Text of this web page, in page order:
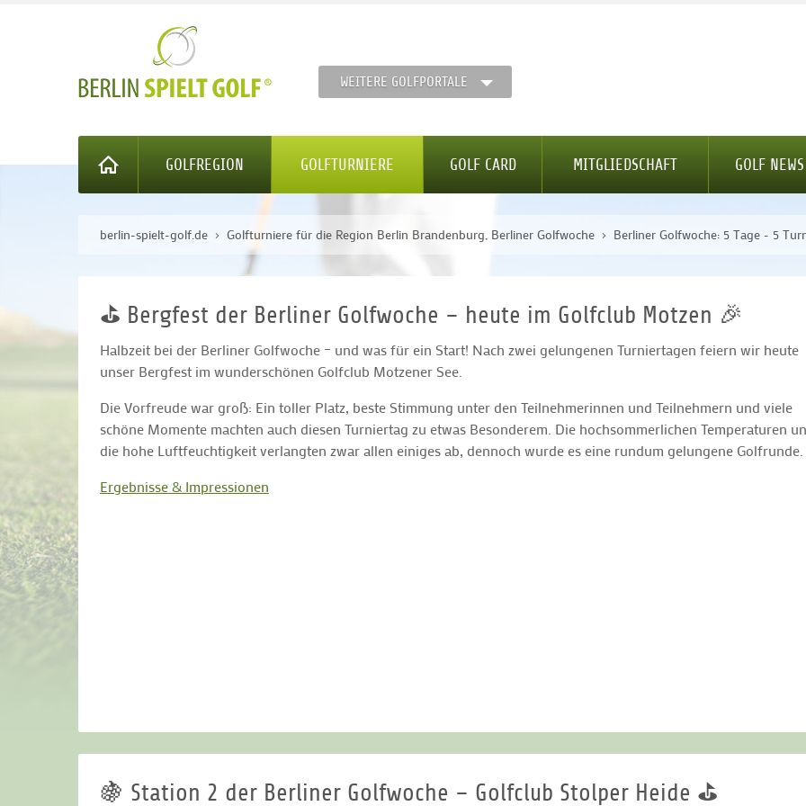
WEITERE GOLFPORTALE
GOLFREGION GOLFTURNIERE GOLF CARD MITGLIEDSCHAFT GOLF NEWS
berlin-spielt-golf.de Golfturniere für die Region Berlin Brandenburg, Berliner Golfwoche Berliner Golfwoche: 5 Tage - 5
⛳ Bergfest der Berliner Golfwoche – heute im Golfclub Motzen 🎉
Halbzeit bei der Berliner Golfwoche – und was für ein Start! Nach zwei gelungenen Turniertagen feiern wir heute
unser Bergfest im wunderschönen Golfclub Motzener See.
Die Vorfreude war groß: Ein toller Platz, beste Stimmung unter den Teilnehmerinnen und Teilnehmern und viele
schöne Momente machten auch diesen Turniertag zu etwas Besonderem. Die hochsommerlichen Temperaturen
die hohe Luftfeuchtigkeit verlangten zwar allen einiges ab, dennoch wurde es eine rundum gelungene Golfrunde.
Ergebnisse & Impressionen
🍇 Station 2 der Berliner Golfwoche – Golfclub Stolper Heide ⛳